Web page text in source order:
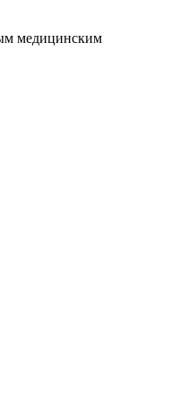
медицинским